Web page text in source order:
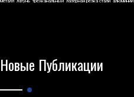
Новые Публикации